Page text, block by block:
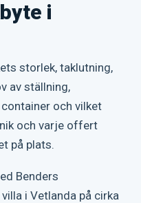
i
storlek, taklutning,
av ställning,
och vilket
och varje offert
på plats.
Benders
i Vetlanda på cirka